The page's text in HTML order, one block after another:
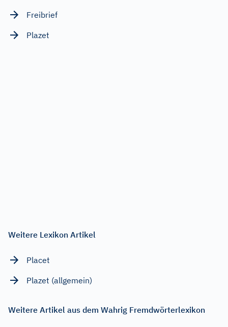
Freibrief
Plazet
Weitere Lexikon Artikel
Placet
Plazet (allgemein)
Weitere Artikel aus dem Wahrig Fremdwörterlexikon